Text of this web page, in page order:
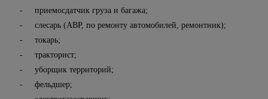
- приемосдатчик груза и багажа;
- слесарь (АВР, по ремонту автомобилей, ремонтник);
- токарь;
- тракторист;
- уборщик территорий;
- фельдшер;